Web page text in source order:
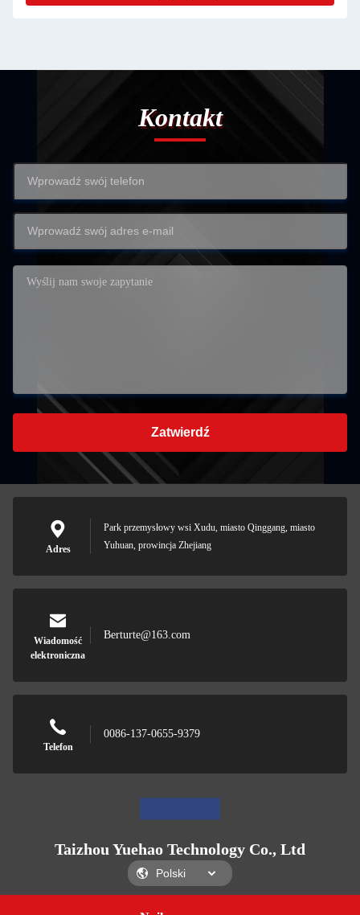
Kontakt
Zatwierdź
Adres
Park przemysłowy wsi Xudu, miasto Qinggang, miasto
Yuhuan, prowincja Zhejiang
Wiadomość
elektroniczna
Berturte@163.com
Telefon
0086-137-0655-9379
Taizhou Yuehao Technology Co., Ltd